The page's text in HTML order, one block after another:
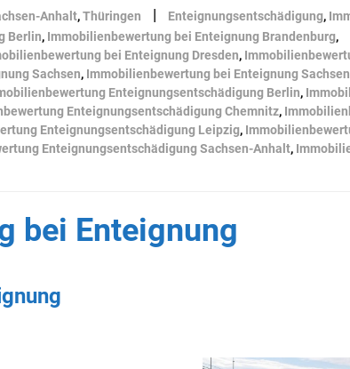
Anhalt,Thüringen | Enteignungsentschädigung,
Berlin, Immobilienbewertung bei Enteignung Brandenburg,
bei Enteignung Dresden,
Sachsen, Immobilienbewertung bei Enteignung
Enteignungsentschädigung Berlin,
Enteignungsentschädigung Chemnitz,
Enteignungsentschädigung Leipzig,
Enteignungsentschädigung Sachsen-Anhalt,
bei Enteignung